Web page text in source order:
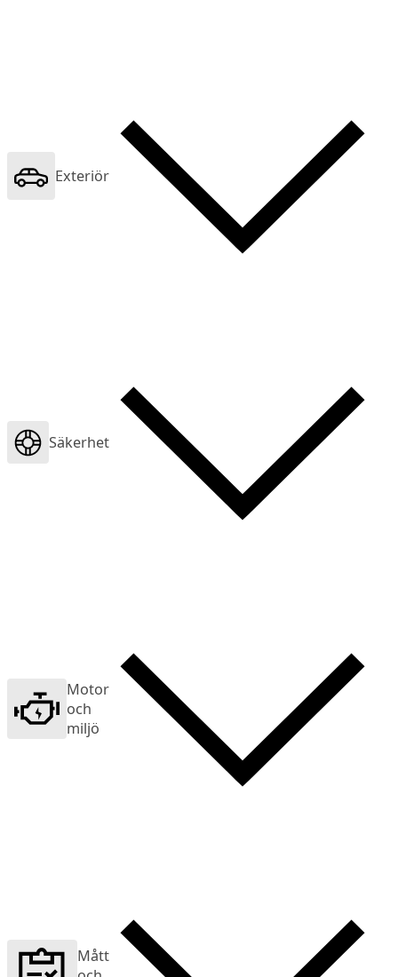
Exteriör
Säkerhet
Motor
och
miljö
Mått